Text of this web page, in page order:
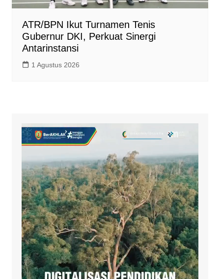
ATR/BPN Ikut Turnamen Tenis
Gubernur DKI, Perkuat Sinergi
Antarinstansi
1 Agustus 2026